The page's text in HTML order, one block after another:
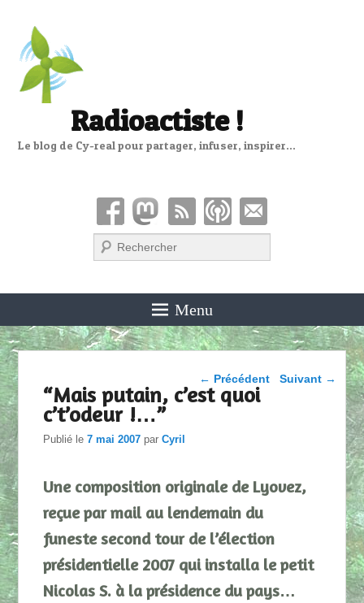
Radioactiste !
Le blog de Cy-real pour partager, infuser, inspirer…
Recherche
Menu
Parcourir les articles
← Précédent Suivant →
“Mais putain, c’est quoi
c’t’odeur !…”
Publié le7 mai 2007 parCyril
Une composition originale de Lyovez,
reçue par mail au lendemain du
funeste second tour de l’élection
présidentielle 2007 qui installa le petit
Nicolas S. à la présidence du pays…